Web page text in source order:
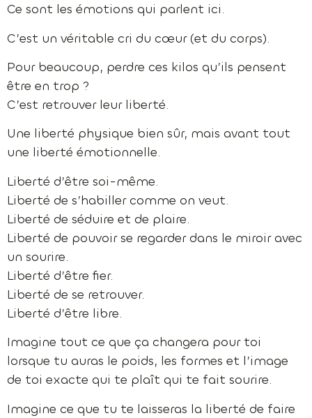
Ce sont les émotions qui parlent ici.
C’est un véritable cri du cœur (et du corps).
Pour beaucoup, perdre ces kilos qu’ils pensent
être en trop ?
C’est retrouver leur liberté.
Une liberté physique bien sûr, mais avant tout
une liberté émotionnelle.
Liberté d’être soi-même.
Liberté de s’habiller comme on veut.
Liberté de séduire et de plaire.
Liberté de pouvoir se regarder dans le miroir avec
un sourire.
Liberté d’être fier.
Liberté de se retrouver.
Liberté d’être libre.
Imagine tout ce que ça changera pour toi
lorsque tu auras le poids, les formes et l’image
de toi exacte qui te plaît qui te fait sourire.
Imagine ce que tu te laisseras la liberté de faire